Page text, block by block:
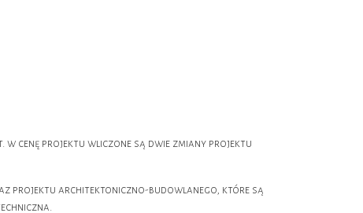
w cenę projektu wliczone są dwie zmiany projektu
projektu architektoniczno-budowlanego, które są